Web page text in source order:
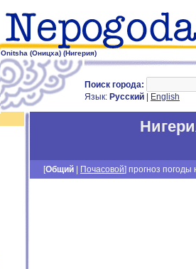
Onitsha (Оницха) (Нигерия)
Поиск города:
Язык: Русский English
[Общий Почасовой] прогноз погоды